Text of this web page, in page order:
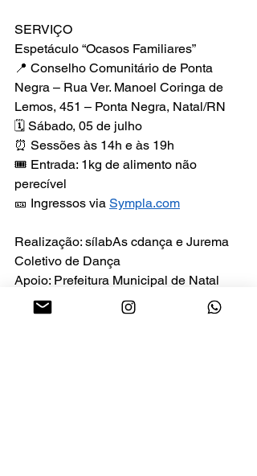
SERVIÇO
Espetáculo “Ocasos Familiares”
📍 Conselho Comunitário de Ponta
Negra – Rua Ver. Manoel Coringa de
Lemos, 451 – Ponta Negra, Natal/RN
🗓 Sábado, 05 de julho
⏰ Sessões às 14h e às 19h
🎟 Entrada: 1kg de alimento não
perecível
🎫 Ingressos via Sympla.com
Realização: sílabAs cdança e Jurema
Coletivo de Dança
Apoio: Prefeitura Municipal de Natal
Incentivo: FIC – Fundo de Incentivo à
Cultura | Edital Clarice Palma